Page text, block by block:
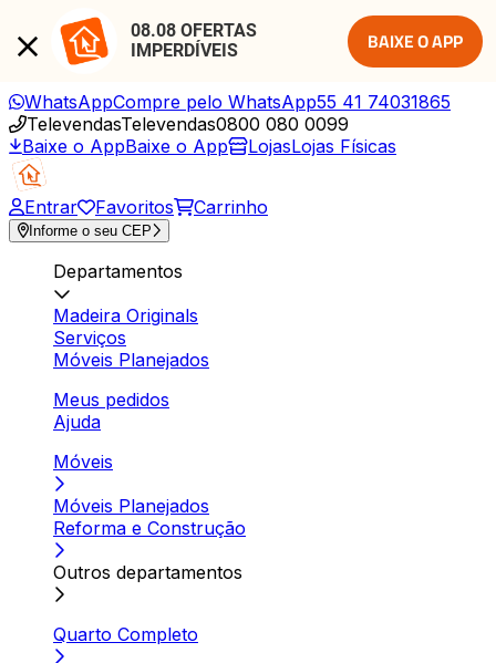
08.08 OFERTAS
IMPERDÍVEIS
BAIXE O APP
WhatsAppCompre pelo WhatsApp55 41 74031865
TelevendasTelevendas0800 080 0099
Baixe o AppBaixe o App LojasLojas Físicas
Entrar Favoritos Carrinho
Informe o seu CEP
Departamentos
Madeira Originals
Serviços
Móveis Planejados
Meus pedidos
Ajuda
Móveis
Móveis Planejados
Reforma e Construção
Outros departamentos
Quarto Completo